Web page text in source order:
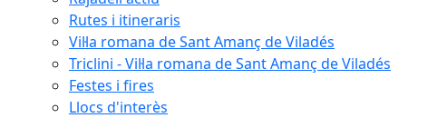
Rutes i itineraris
Vil·la romana de Sant Amanç de Viladés
Triclini - Vil·la romana de Sant Amanç de Viladés
Festes i fires
Llocs d'interès